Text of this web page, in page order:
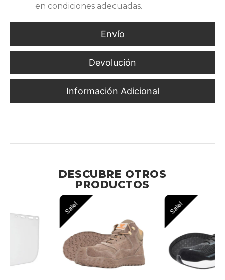
Envío
Devolución
Información Adicional
en condiciones adecuadas.
DESCUBRE OTROS
PRODUCTOS